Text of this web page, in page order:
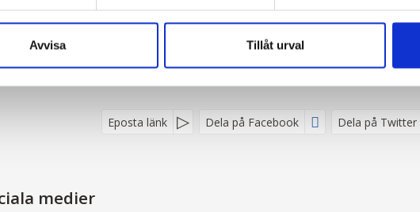
Avvisa Tillåt urval
Eposta länk Dela på Facebook Dela på Twitter
medier